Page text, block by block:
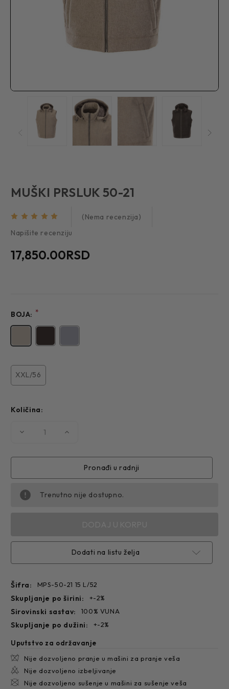
MUŠKI PRSLUK 50-21
(Nema recenzija)
Napišite recenziju
17,850.00RSD
BOJA: *
XXL/56
Količina:
Smanjite
50-
Povećajte
50-
Pronađi u radnji
Trenutno nije dostupno.
Dodati na listu želja
Šifra: MPS-50-21 15 L/52
sirovinski sastav: 100% VUNA
Nije dozvoljeno pranje u mašini za pranje veša
Nije dozvoljeno izbeljivanje
Nije dozvoljeno sušenje u mašini za sušenje veša
skupljanje po dužini: +-2%
skupljanje po širini: +-2%
Uputstvo za održavanje